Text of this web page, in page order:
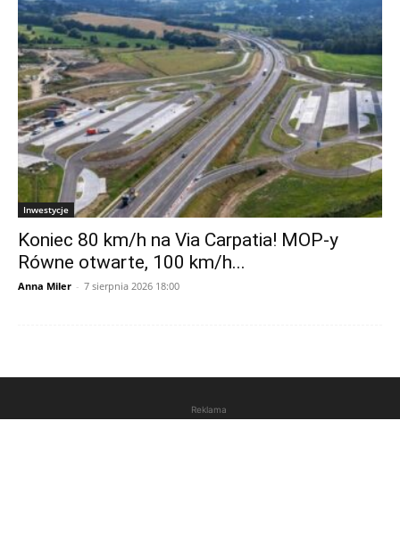
Inwestycje
Koniec 80 km/h na Via Carpatia! MOP-y
Równe otwarte, 100 km/h...
Anna Miler - 7 sierpnia 2026 18:00
Reklama